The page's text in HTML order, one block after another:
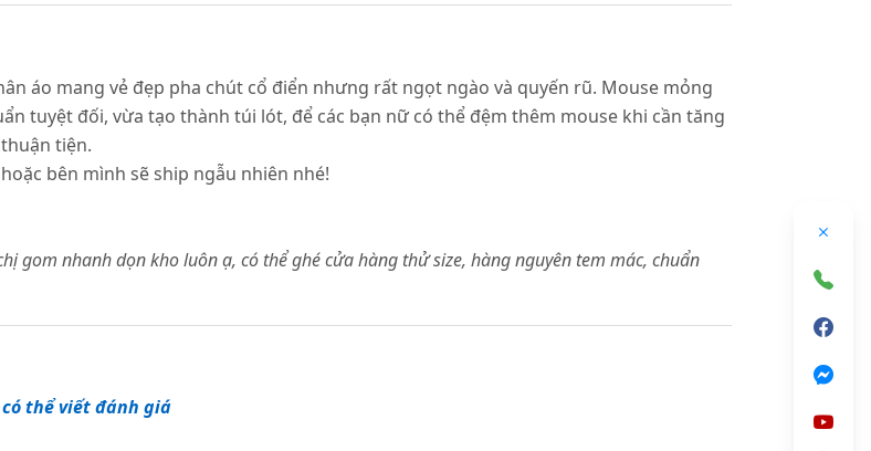
áo mang vẻ đẹp pha chút cổ điển nhưng rất ngọt ngào và quyến rũ. Mouse mỏng
tuyệt đối, vừa tạo thành túi lót, để các bạn nữ có thể đệm thêm mouse khi cần tăng
tiện.
bên mình sẽ ship ngẫu nhiên nhé!
gom nhanh dọn kho luôn ạ, có thể ghé cửa hàng thử size, hàng nguyên tem mác, chuẩn
thể viết đánh giá